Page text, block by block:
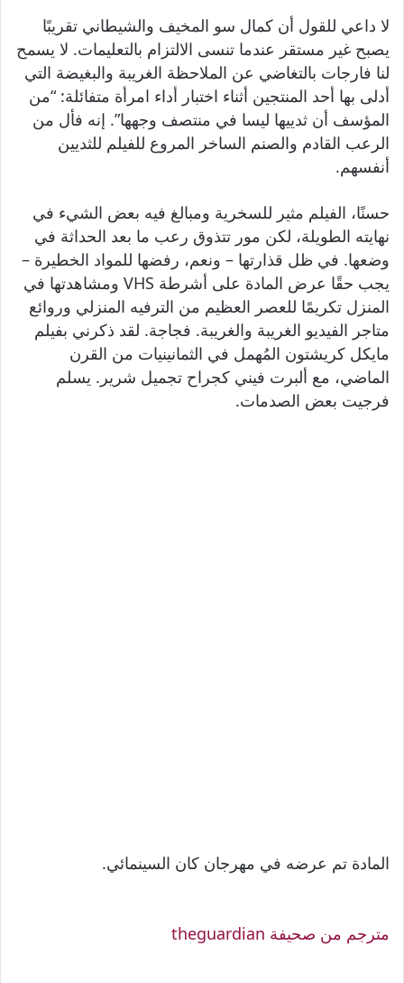
لا داعي للقول أن كمال سو المخيف والشيطاني تقريبًا
يصبح غير مستقر عندما تنسى الالتزام بالتعليمات. لا يسمح
لنا فارجات بالتغاضي عن الملاحظة الغريبة والبغيضة التي
أدلى بها أحد المنتجين أثناء اختبار أداء امرأة متفائلة: “من
المؤسف أن ثدييها ليسا في منتصف وجهها”. إنه فأل من
الرعب القادم والصنم الساخر المروع للفيلم للثديين
أنفسهم.
حسنًا، الفيلم مثير للسخرية ومبالغ فيه بعض الشيء في
نهايته الطويلة، لكن مور تتذوق رعب ما بعد الحداثة في
وضعها. في ظل قذارتها – ونعم، رفضها للمواد الخطيرة –
يجب حقًا عرض المادة على أشرطة VHS ومشاهدتها في
المنزل تكريمًا للعصر العظيم من الترفيه المنزلي وروائع
متاجر الفيديو الغريبة والغريبة. فجاجة. لقد ذكرني بفيلم
مايكل كريشتون المُهمل في الثمانينيات من القرن
الماضي، مع ألبرت فيني كجراح تجميل شرير. يسلم
فرجيت بعض الصدمات.
المادة تم عرضه في مهرجان كان السينمائي.
مترجم من صحيفة theguardian